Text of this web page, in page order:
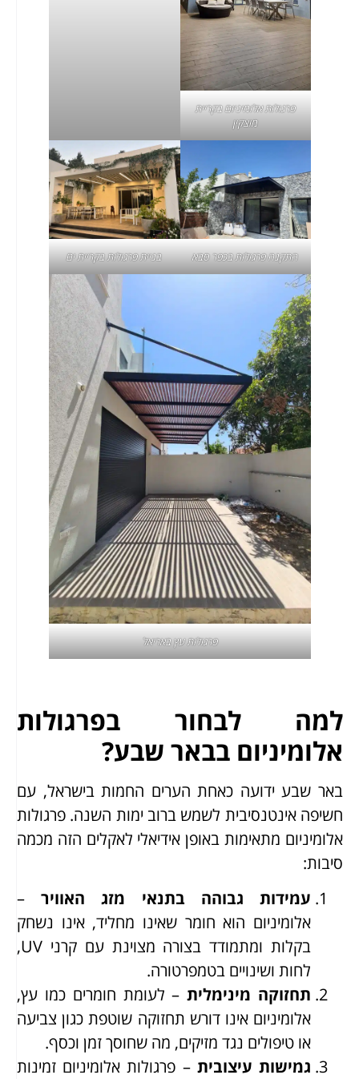
פרגולות אלומיניום בקריית
מוצקין
התקנהפרגולות בכפר סבא בנייתפרגולות בקריית ים
פרגולות עץ באריאל
למה לבחור בפרגולות
אלומיניום בבאר שבע?
באר שבע ידועה כאחת הערים החמות בישראל, עם
חשיפה אינטנסיבית לשמש ברוב ימות השנה. פרגולות
אלומיניום מתאימות באופן אידיאלי לאקלים הזה מכמה
סיבות:
עמידות גבוהה בתנאי מזג האוויר–
אלומיניום הוא חומר שאינו מחליד, אינו נשחק
בקלות ומתמודד בצורה מצוינת עם קרני UV,
לחות ושינויים בטמפרטורה.
תחזוקה מינימלית– לעומת חומרים כמו עץ,
אלומיניום אינו דורש תחזוקה שוטפת כגון צביעה
או טיפולים נגד מזיקים, מה שחוסך זמן וכסף.
גמישות עיצובית – פרגולות אלומיניום זמינות